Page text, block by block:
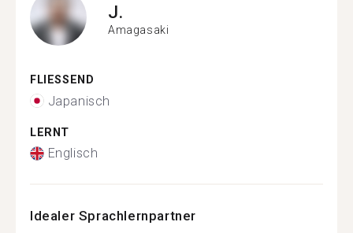
J.
Amagasaki
FLIESSEND
Japanisch
LERNT
Englisch
Idealer Sprachlernpartner